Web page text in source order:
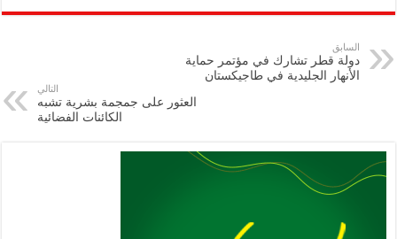
p
y
Li
eb
k
tt
nt
at
A
p
gr
ai
ar
السابق
دولة قطر تشارك في مؤتمر حماية
الأنهار الجليدية في طاجيكستان
التالي
العثور على جمجمة بشرية تشبه
الكائنات الفضائية